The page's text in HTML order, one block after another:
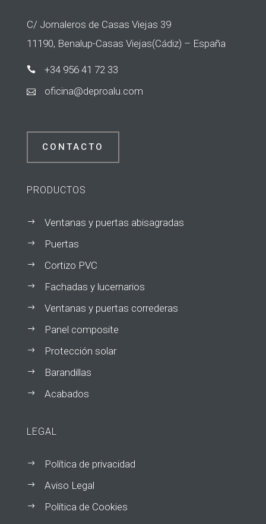
C/ Jornaleros de Casas Viejas 39
11190, Benalup-Casas Viejas(Cádiz) – España
 +34 956 41 72 33
 moc.u
laorp
ed@an
icifo
CONTACTO
PRODUCTOS
$ Ventanas y puertas abisagradas
$ Puertas
$ Cortizo PVC
$ Fachadas y lucernarios
$ Ventanas y puertas correderas
$ Panel composite
$ Protección solar
$ Barandillas
$ Acabados
LEGAL
$ Política de privacidad
$ Aviso Legal
$ Política de Cookies